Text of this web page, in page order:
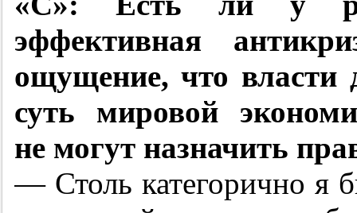
эффективная
ощущение, что власти
суть мировой
не могут назначить
— Столь категорично я